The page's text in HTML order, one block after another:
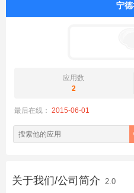
宁
应用数
2
最后在线： 2015-06-01
关于我们/公司简介 2.0